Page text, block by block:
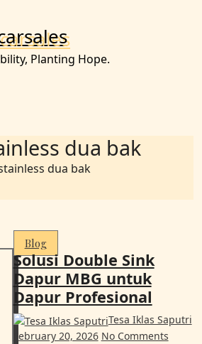
Planting Hope.
dua bak
dua bak
Blog
Solusi Double Sink
Dapur MBG untuk
Dapur Profesional
Tesa Iklas Saputri
February 20, 2026 No Comments